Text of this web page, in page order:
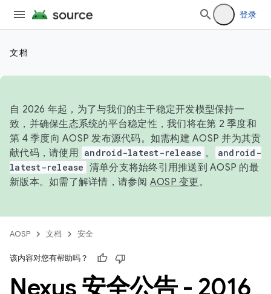
登录
文档
自 2026 年起，为了与我们的主干稳定开发模型保持一
致，并确保生态系统的平台稳定性，我们将在第 2 季度和
第 4 季度向 AOSP 发布源代码。如需构建 AOSP 并为其贡
献代码，请使用 android-latest-release 。
android-
latest-release 清单分支将始终引用推送到 AOSP 的最
新版本。如需了解详情，请参阅 AOSP 变更。
AOSP 文档 安全
该内容对您有帮助吗？
Nexus 安全公告 - 2016